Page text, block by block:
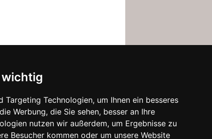
Technologien, um Ihnen ein besseres
Werbung, die Sie sehen, besser an Ihre
nutzen wir außerdem, um Ergebnisse zu
Besucher kommen oder um unsere Website